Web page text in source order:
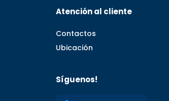
Atención al cliente
Contactos
Ubicación
Síguenos!